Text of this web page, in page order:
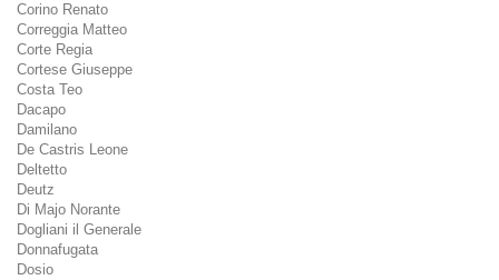
Corino Renato
Correggia Matteo
Corte Regia
Cortese Giuseppe
Costa Teo
Dacapo
Damilano
De Castris Leone
Deltetto
Deutz
Di Majo Norante
Dogliani il Generale
Donnafugata
Dosio